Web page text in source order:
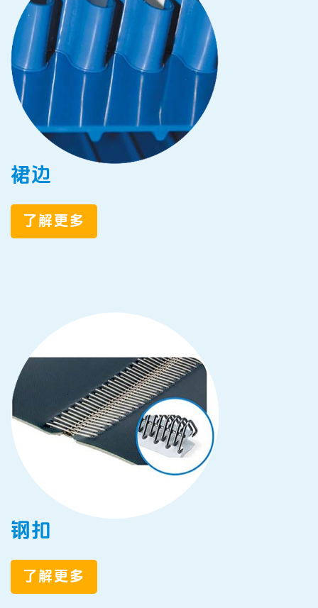
裙边
了解更多
钢扣
了解更多